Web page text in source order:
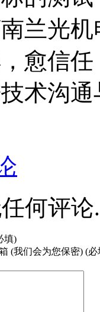
兰光
愈信
术沟
何评论.
填)
(我们会为您保密) (必